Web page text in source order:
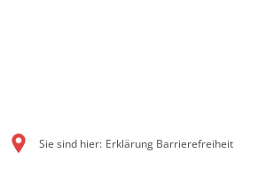
Sie sind hier: Erklärung Barrierefreiheit